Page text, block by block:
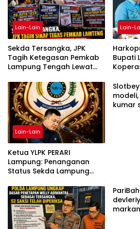
Lain-Lain
Sekda Tersangka, JPK
Tagih Ketegasan Pemkab
Lampung Tengah Lewat
Lain-
Bupati
Lain-Lain
Ketua YLPK PERARI
Lampung: Penanganan
Status Sekda Lampung
Berdasarkan Aturan,
Bukan Tekanan Opini
kumar